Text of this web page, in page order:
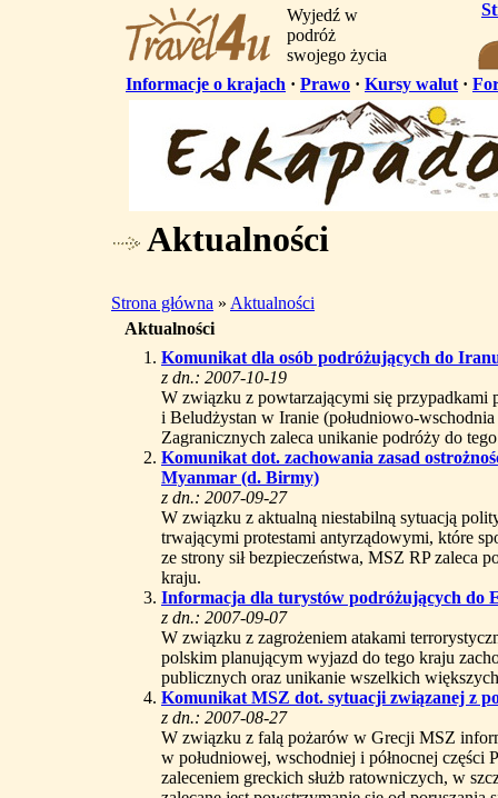
Wyjedź w
podróż
swojego życia
Informacje o krajach · Prawo · Kursy walut ·
Aktualności
Strona główna » Aktualności
Aktualności
Komunikat dla osób podróżujących do
z dn.: 2007-10-19
W związku z powtarzającymi się
i Beludżystan w Iranie (południowo-
Zagranicznych zaleca unikanie podróży do
Komunikat dot. zachowania zasad
Myanmar (d. Birmy)
z dn.: 2007-09-27
W związku z aktualną niestabilną sytuacją
trwającymi protestami antyrządowymi, które
ze strony sił bezpieczeństwa, MSZ RP zaleca
kraju.
Informacja dla turystów podróżujących do
z dn.: 2007-09-07
W związku z zagrożeniem atakami
polskim planującym wyjazd do tego kraju
publicznych oraz unikanie wszelkich
Komunikat MSZ dot. sytuacji związanej z
z dn.: 2007-08-27
W związku z falą pożarów w Grecji MSZ
w południowej, wschodniej i północnej części
zaleceniem greckich służb ratowniczych, w